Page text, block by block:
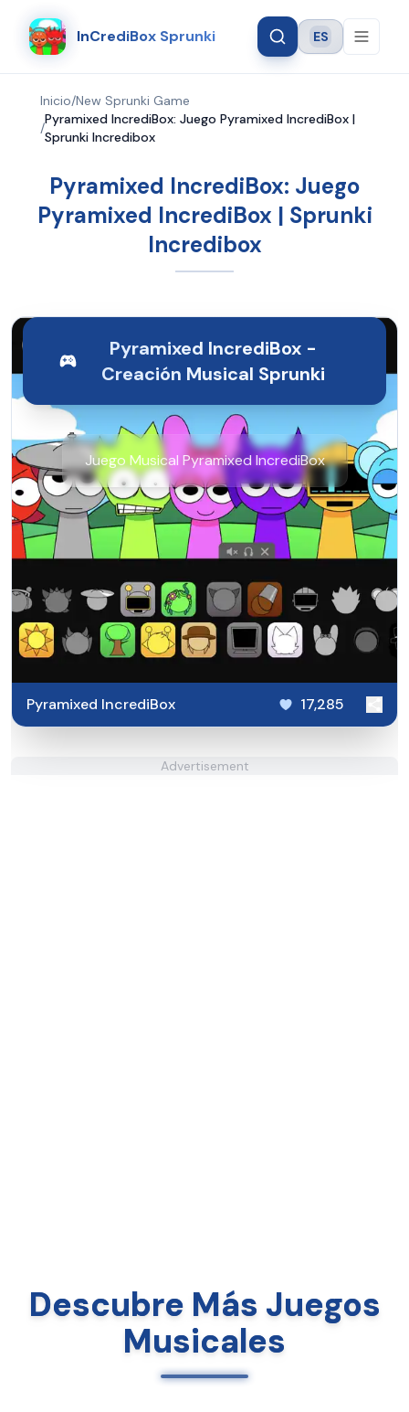
InCrediBox Sprunki Language
ES
Inicio/New Sprunki Game
/
Pyramixed IncrediBox: Juego Pyramixed IncrediBox |
Sprunki Incredibox
Pyramixed IncrediBox: Juego
Pyramixed IncrediBox | Sprunki
Incredibox
Pyramixed IncrediBox -
Creación Musical Sprunki
Juego Musical Pyramixed IncrediBox
Pyramixed IncrediBox 17,285
Advertisement
Descubre Más Juegos
Musicales